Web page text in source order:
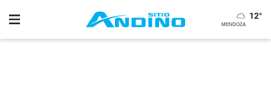
12°